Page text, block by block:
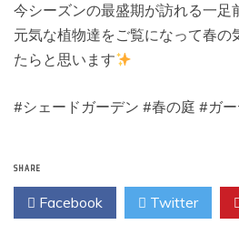
今シーズンの最盛期が訪れる一足
元気な植物達をご覧になって春の
たらと思います
#シェードガーデン #春の庭 #ガ
SHARE
Facebook Twitter